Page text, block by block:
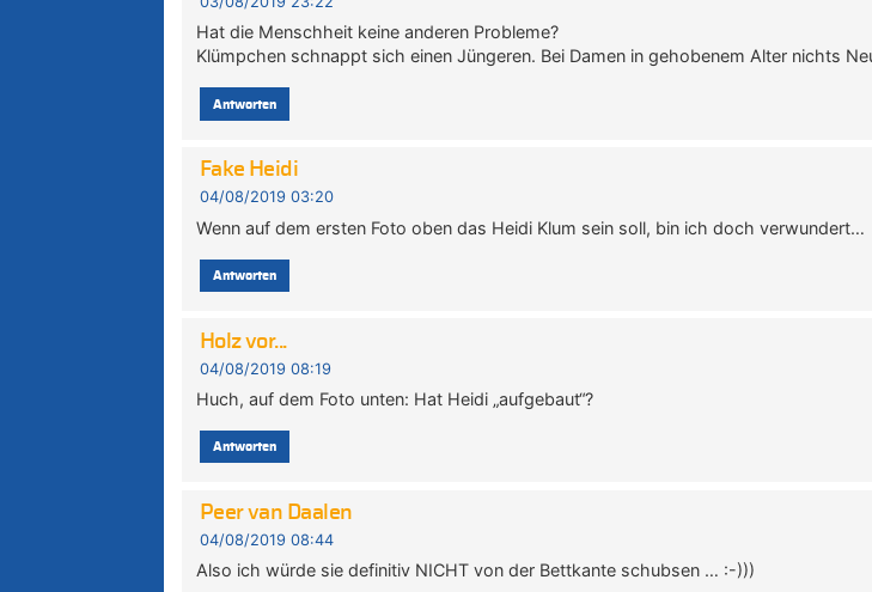
Hat die Menschheit keine anderen Probleme?
Klümpchen schnappt sich einen Jüngeren. Bei Damen in gehobenem Alter nichts
Antworten
Fake Heidi
04/08/2019 03:20
Wenn auf dem ersten Foto oben das Heidi Klum sein soll, bin ich doch verwundert…
Antworten
Holz vor...
04/08/2019 08:19
Huch, auf dem Foto unten: Hat Heidi „aufgebaut“?
Antworten
Peer van Daalen
04/08/2019 08:44
Also ich würde sie definitiv NICHT von der Bettkante schubsen … :-)))